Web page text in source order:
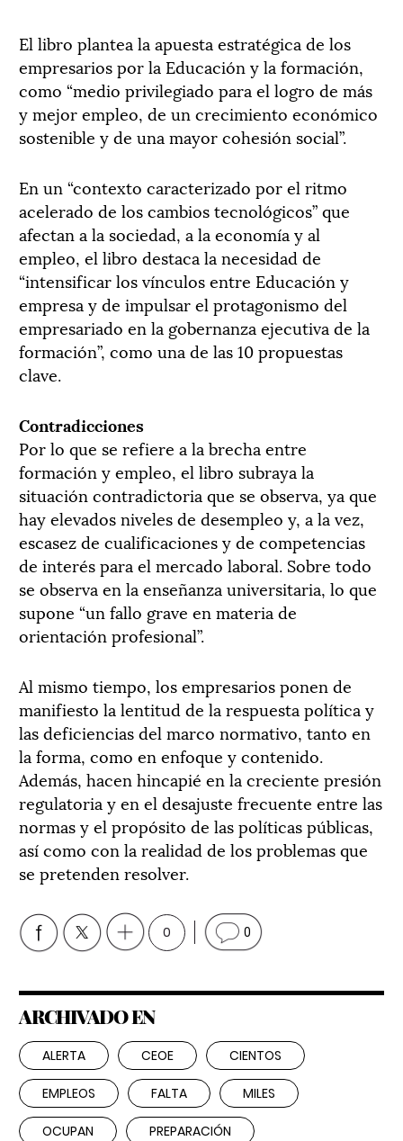
El libro plantea la apuesta estratégica de los
empresarios por la Educación y la formación,
como “medio privilegiado para el logro de más
y mejor empleo, de un crecimiento económico
sostenible y de una mayor cohesión social”.
En un “contexto caracterizado por el ritmo
acelerado de los cambios tecnológicos” que
afectan a la sociedad, a la economía y al
empleo, el libro destaca la necesidad de
“intensificar los vínculos entre Educación y
empresa y de impulsar el protagonismo del
empresariado en la gobernanza ejecutiva de la
formación”, como una de las 10 propuestas
clave.
Contradicciones
Por lo que se refiere a la brecha entre
formación y empleo, el libro subraya la
situación contradictoria que se observa, ya que
hay elevados niveles de desempleo y, a la vez,
escasez de cualificaciones y de competencias
de interés para el mercado laboral. Sobre todo
se observa en la enseñanza universitaria, lo que
supone “un fallo grave en materia de
orientación profesional”.
Al mismo tiempo, los empresarios ponen de
manifiesto la lentitud de la respuesta política y
las deficiencias del marco normativo, tanto en
la forma, como en enfoque y contenido.
Además, hacen hincapié en la creciente presión
regulatoria y en el desajuste frecuente entre las
normas y el propósito de las políticas públicas,
así como con la realidad de los problemas que
se pretenden resolver.
0 0
ARCHIVADO EN
ALERTA CEOE CIENTOS
EMPLEOS FALTA MILES
OCUPAN PREPARACIÓN